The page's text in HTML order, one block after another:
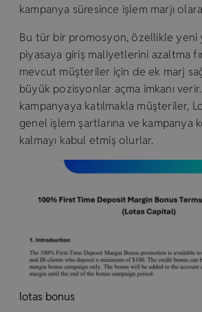
kampanya süresince işlem marjı
Bu tür bir promosyon, özellikle yeni
piyasaya giriş maliyetlerini azaltma
mevcut müşteriler için de ek marj
büyük pozisyonlar açma imkanı
kampanyaya katılmakla müşteriler,
genel işlem şartlarına ve kampanya
kalmayı kabul etmiş olurlar.
lotas bonus